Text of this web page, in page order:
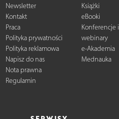
Newsletter
Kontakt
Praca
Polityka prywatności
Polityka reklamowa
Napisz do nas
Nota prawna
Regulamin
Książki
eBooki
Konferencje i
webinary
e-Akademia
Mednauka